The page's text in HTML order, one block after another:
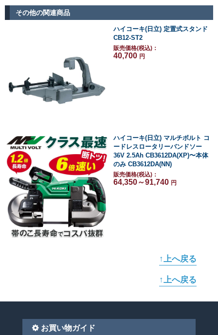
その他の関連商品
ハイコーキ(日立) 定置式スタンド
CB12-ST2
販売価格(税込)：
40,700 円
ハイコーキ(日立) マルチボルト コ
ードレスロータリーバンドソー
36V 2.5Ah CB3612DA(XP)〜本体
のみ CB3612DA(NN)
販売価格(税込)：
64,350～91,740 円
↑上へ戻る
↑上へ戻る
お買い物ガイド